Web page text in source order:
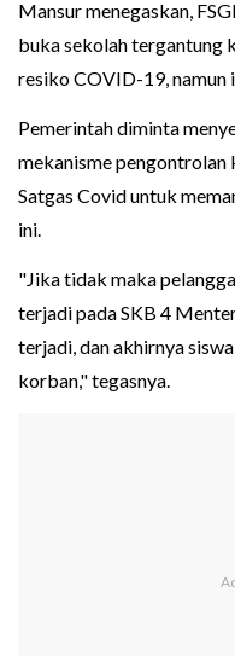
Mansur menegaskan,
buka sekolah tergantung
resiko COVID-19, namun
Pemerintah diminta
mekanisme pengontrolan
Satgas Covid untuk
ini.
"Jika tidak maka
terjadi pada SKB 4
terjadi, dan akhirnya
korban," tegasnya.